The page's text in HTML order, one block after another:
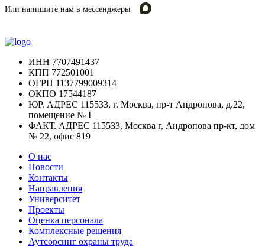
Или напишите нам в мессенджеры
ИНН 7707491437
КПП 772501001
ОГРН 1137799009314
ОКПО 17544187
ЮР. АДРЕС 115533, г. Москва, пр-т Андропова, д.22,
помещение № I
ФАКТ. АДРЕС 115533, Москва г, Андропова пр-кт, дом
№ 22, офис 819
О нас
Новости
Контакты
Направления
Университет
Проекты
Оценка персонала
Комплексные решения
Аутсорсинг охраны труда